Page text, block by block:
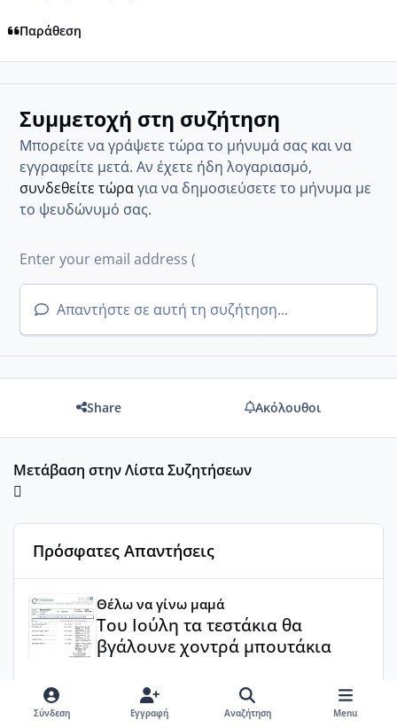
Παράθεση
Συμμετοχή στη συζήτηση
Μπορείτε να γράψετε τώρα το μήνυμά σας και να
εγγραφείτε μετά. Αν έχετε ήδη λογαριασμό,
συνδεθείτε τώραγια να δημοσιεύσετε το μήνυμα με
το ψευδώνυμό σας.
Απαντήστε σε αυτή τη συζήτηση...
Share Ακόλουθοι
Μετάβαση στην Λίστα Συζητήσεων
Πρόσφατες Απαντήσεις
Θέλω να γίνω μαμά
Του Ιούλη τα τεστάκια θα
βγάλουνε χοντρά μπουτάκια
nikol92·10 Ιουλίου
Ελπίζω να σας φέρω γούρι 😜 (Μόνο
Σύνδεση Εγγραφή Αναζήτηση Menu